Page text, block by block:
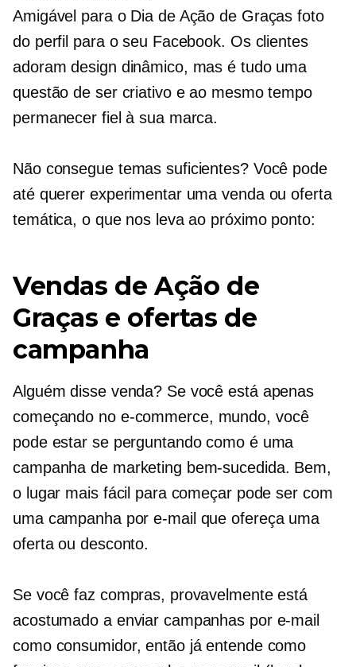
Amigável para o Dia de Ação de Graças foto
do perfil para o seu Facebook. Os clientes
adoram design dinâmico, mas é tudo uma
questão de ser criativo e ao mesmo tempo
permanecer fiel à sua marca.
Não consegue temas suficientes? Você pode
até querer experimentar uma venda ou oferta
temática, o que nos leva ao próximo ponto:
Vendas de Ação de
Graças e ofertas de
campanha
Alguém disse venda? Se você está apenas
começando no e-commerce, mundo, você
pode estar se perguntando como é uma
campanha de marketing bem-sucedida. Bem,
o lugar mais fácil para começar pode ser com
uma campanha por e-mail que ofereça uma
oferta ou desconto.
Se você faz compras, provavelmente está
acostumado a enviar campanhas por e-mail
como consumidor, então já entende como